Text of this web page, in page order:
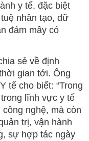
y tế, đặc biệt
nhân tạo, dữ
đám mây có
sẻ về định
gian tới. Ông
tế cho biết: “Trong
lĩnh vực y tế
nghệ, mà còn
trị, vận hành
sự hợp tác ngày